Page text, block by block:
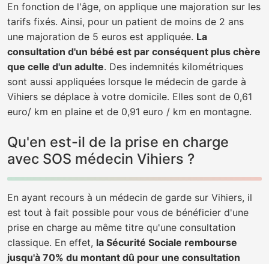
En fonction de l'âge, on applique une majoration sur les
tarifs fixés. Ainsi, pour un patient de moins de 2 ans
une majoration de 5 euros est appliquée. La
consultation d'un bébé est par conséquent plus chère
que celle d'un adulte. Des indemnités kilométriques
sont aussi appliquées lorsque le médecin de garde à
Vihiers se déplace à votre domicile. Elles sont de 0,61
euro/ km en plaine et de 0,91 euro / km en montagne.
Qu'en est-il de la prise en charge
avec SOS médecin Vihiers ?
En ayant recours à un médecin de garde sur Vihiers, il
est tout à fait possible pour vous de bénéficier d'une
prise en charge au même titre qu'une consultation
classique. En effet, la Sécurité Sociale rembourse
jusqu'à 70% du montant dû pour une consultation